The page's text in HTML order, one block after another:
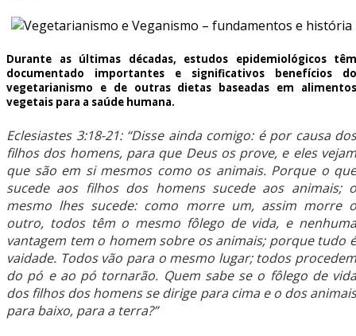
Durante as últimas décadas, estudos epidemiológicos têm
documentado importantes e significativos benefícios do
vegetarianismo e de outras dietas baseadas em alimentos
vegetais para a saúde humana.
Eclesiastes 3:18-21: “Disse ainda comigo: é por causa dos
filhos dos homens, para que Deus os prove, e eles vejam
que são em si mesmos como os animais. Porque o que
sucede aos filhos dos homens sucede aos animais; o
mesmo lhes sucede: como morre um, assim morre o
outro, todos têm o mesmo fôlego de vida, e nenhuma
vantagem tem o homem sobre os animais; porque tudo é
vaidade. Todos vão para o mesmo lugar; todos procedem
do pó e ao pó tornarão. Quem sabe se o fôlego de vida
dos filhos dos homens se dirige para cima e o dos animais
para baixo, para a terra?”